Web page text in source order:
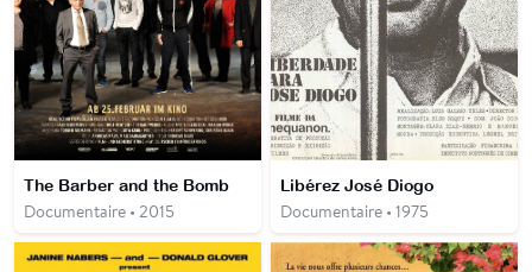
The Barber and the Bomb
Documentaire • 2015
Libérez José Diogo
Documentaire • 1975